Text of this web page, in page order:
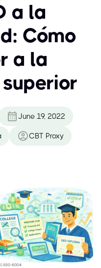
a la
Cómo
a la
June 19, 2022
CBT Proxy